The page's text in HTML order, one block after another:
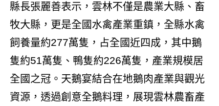
縣長張麗善表示，雲林不僅是農業大縣、畜
牧大縣，更是全國水禽產業重鎮，全縣水禽
飼養量約277萬隻，占全國近四成，其中鵝
隻約51萬隻、鴨隻約226萬隻，產業規模居
全國之冠。天鵝宴結合在地鵝肉產業與觀光
資源，透過創意全鵝料理，展現雲林農畜產